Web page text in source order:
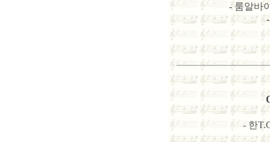
-룸알바
-
- 한